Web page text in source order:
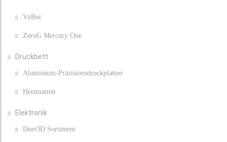
VzBot
ZeroG Mercury One
Druckbett
Aluminium-Präzisionsdruckplatten
Heizmatten
Elektronik
Duet3D Sortiment